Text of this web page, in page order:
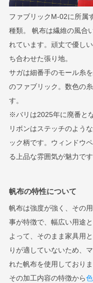
ファブリックM-02に所属
種類。 帆布は繊維の風合
れています。頑丈で優し
ち合わせた張り地。
サガは細番手のモール糸
のファブリック。数色の
す。
※バリは2025年に廃番と
リボンはステッチのよう
ック柄です。ウィンドウ
る上品な雰囲気が魅力です
帆布の特性について
帆布は強度が強く、その
事が特徴で、幅広い用途
よって、そのまま家具用
りが適していないため、
れた帆布を使用しておりま
その加工内容の特徴から